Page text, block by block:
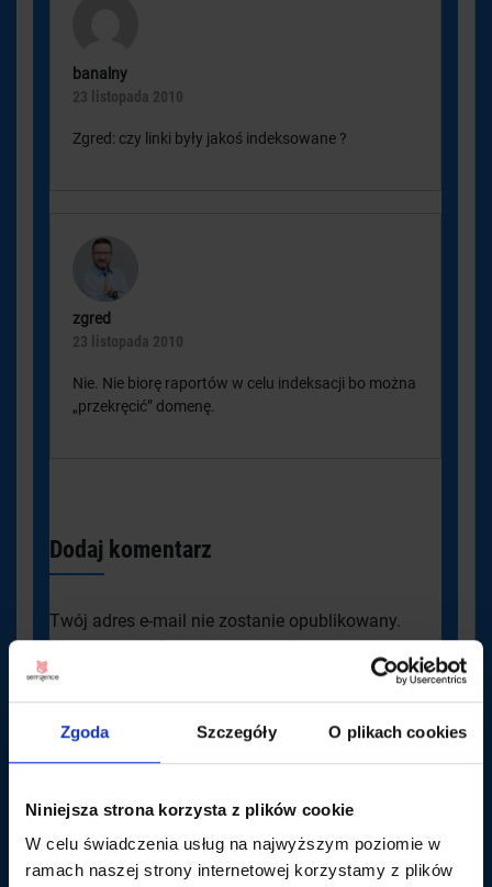
Zgoda Szczegóły O plikach cookies
Niniejsza strona korzysta z plików cookie
W celu świadczenia usług na najwyższym poziomie w
ramach naszej strony internetowej korzystamy z plików
banalny
23 listopada 2010
Zgred: czy linki były jakoś indeksowane ?
zgred
23 listopada 2010
Nie. Nie biorę raportów w celu indeksacji bo można
„przekręcić” domenę.
Dodaj komentarz
Twój adres e-mail nie zostanie opublikowany.
Wymagane pola są oznaczone*